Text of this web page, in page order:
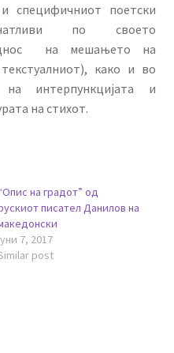
специфичниот поетски
по своето
на мешањето на
како и во
на интерпункцијата и
на стихот.
на градот” од
писател Данилов на
7, 2017
post